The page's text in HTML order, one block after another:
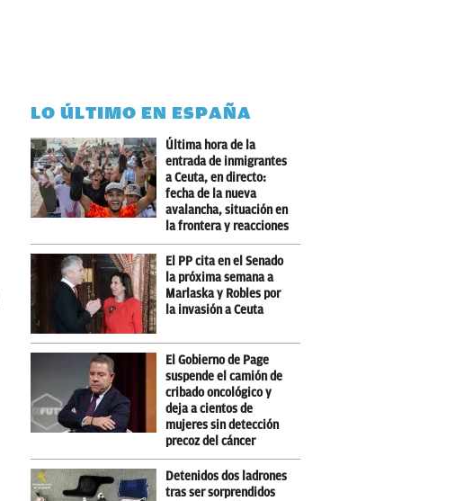
LO ÚLTIMO EN ESPAÑA
Última hora de la
entrada de inmigrantes
a Ceuta, en directo:
fecha de la nueva
avalancha, situación en
la frontera y reacciones
El PP cita en el Senado
la próxima semana a
Marlaska y Robles por
la invasión a Ceuta
El Gobierno de Page
suspende el camión de
cribado oncológico y
deja a cientos de
mujeres sin detección
precoz del cáncer
Detenidos dos ladrones
tras ser sorprendidos